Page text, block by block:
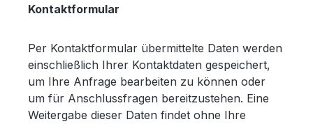
Kontaktformular
Per Kontaktformular übermittelte Daten werden
einschließlich Ihrer Kontaktdaten gespeichert,
um Ihre Anfrage bearbeiten zu können oder
um für Anschlussfragen bereitzustehen. Eine
Weitergabe dieser Daten findet ohne Ihre